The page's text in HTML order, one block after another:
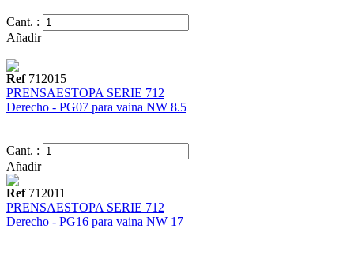
Cant. :
Añadir
Ref712015
PRENSAESTOPA SERIE 712
Derecho - PG07 para vaina NW 8.5
Cant. :
Añadir
Ref712011
PRENSAESTOPA SERIE 712
Derecho - PG16 para vaina NW 17